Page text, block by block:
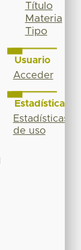
Título
Materia
Tipo
Usuario
Acceder
Estadísticas
Estadísticas
de uso